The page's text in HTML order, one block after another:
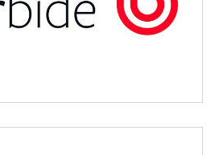
Otros